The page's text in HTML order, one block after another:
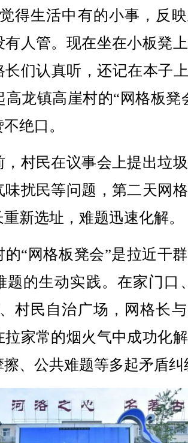
生活中有的小事，反映
有人管。现在坐在小板凳
长们认真听，还记在本子
高龙镇高崖村的“网格板凳
绝口。
民在议事会上提出垃
味扰民等问题，第二天网
新选址，难题迅速化解。
网格板凳会”是拉近干
题的生动实践。在家门口
村民自治广场，网格长
拉家常的烟火气中成功化
擦、公共难题等多起矛盾纠